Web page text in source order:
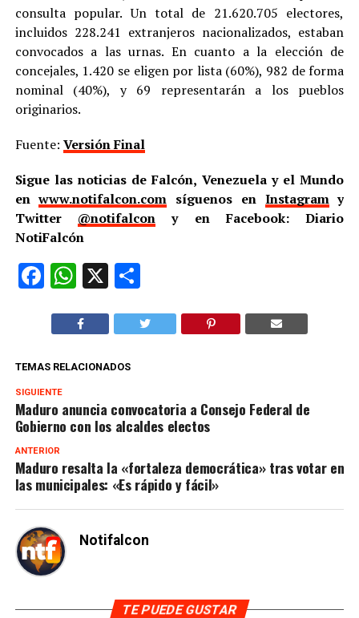
consulta popular. Un total de 21.620.705 electores,
incluidos 228.241 extranjeros nacionalizados, estaban
convocados a las urnas. En cuanto a la elección de
concejales, 1.420 se eligen por lista (60%), 982 de forma
nominal (40%), y 69 representarán a los pueblos
originarios.
Fuente: Versión Final
Sigue las noticias de Falcón, Venezuela y el Mundo
enwww.notifalcon.com síguenos en Instagramy
Twitter @notifalcon y en Facebook: Diario
NotiFalcón
Facebook
WhatsApp
X Compartir
TEMAS RELACIONADOS
SIGUIENTE
Maduro anuncia convocatoria a Consejo Federal de
Gobierno con los alcaldes electos
ANTERIOR
Maduro resalta la «fortaleza democrática» tras votar en
las municipales: «Es rápido y fácil»
Notifalcon
TE PUEDE GUSTAR